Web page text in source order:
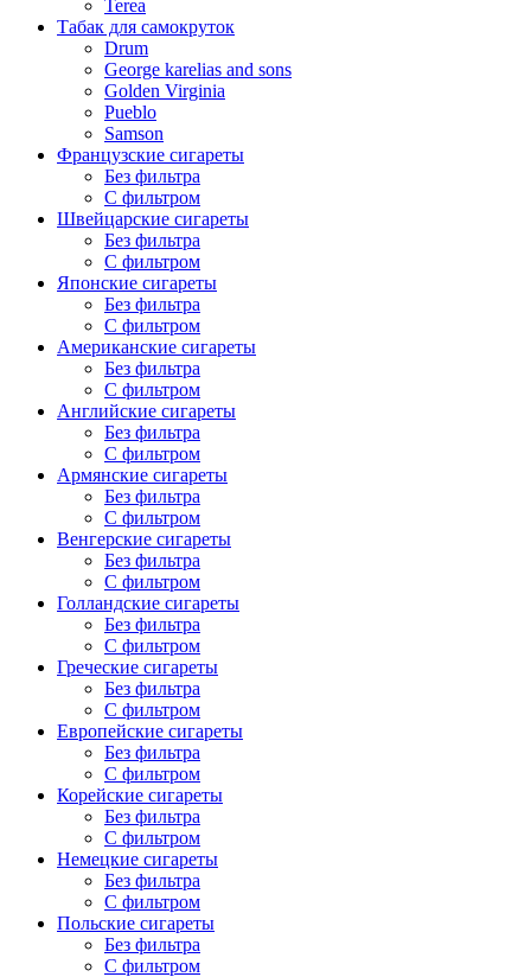
Terea
Табак для самокруток
Drum
George karelias and sons
Golden Virginia
Pueblo
Samson
Французские сигареты
Без фильтра
С фильтром
Швейцарские сигареты
Без фильтра
С фильтром
Японские сигареты
Без фильтра
С фильтром
Американские сигареты
Без фильтра
С фильтром
Английские сигареты
Без фильтра
С фильтром
Армянские сигареты
Без фильтра
С фильтром
Венгерские сигареты
Без фильтра
С фильтром
Голландские сигареты
Без фильтра
С фильтром
Греческие сигареты
Без фильтра
С фильтром
Европейские сигареты
Без фильтра
С фильтром
Корейские сигареты
Без фильтра
С фильтром
Немецкие сигареты
Без фильтра
С фильтром
Польские сигареты
Без фильтра
С фильтром